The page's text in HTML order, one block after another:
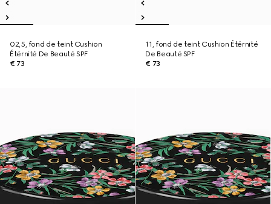
02,5, fond de teint Cushion
Étérnité De Beauté SPF
€ 73
11, fond de teint Cushion Étérnité
De Beauté SPF
€ 73